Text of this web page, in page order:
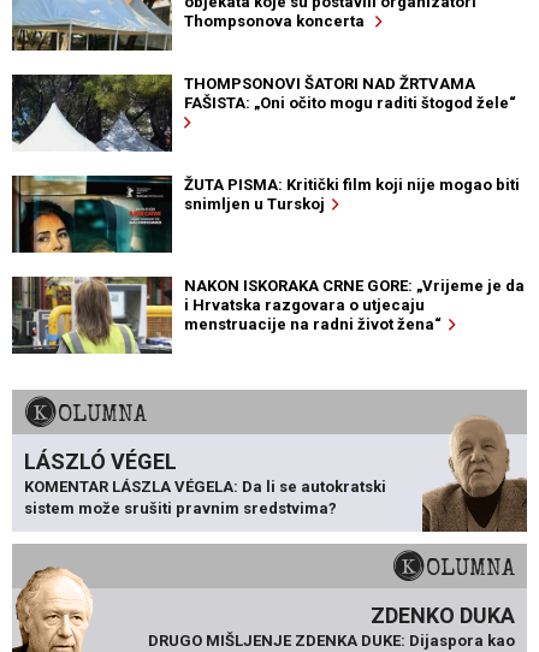
Thompsonova koncerta
THOMPSONOVI ŠATORI NAD ŽRTVAMA
FAŠISTA: „Oni očito mogu raditi štogod žele“
ŽUTA PISMA: Kritički film koji nije mogao biti
snimljen u Turskoj
NAKON ISKORAKA CRNE GORE: „Vrijeme je da
i Hrvatska razgovara o utjecaju
menstruacije na radni život žena“
KOLUMNA
LÁSZLÓ VÉGEL
KOMENTAR LÁSZLA VÉGELA: Da li se autokratski
sistem može srušiti pravnim sredstvima?
KOLUMNA
ZDENKO DUKA
DRUGO MIŠLJENJE ZDENKA DUKE: Dijaspora kao